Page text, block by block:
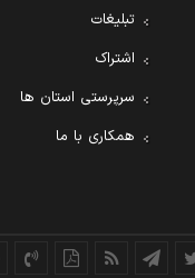
تبلیغات
اشتراک
سرپرستی استان ها
همکاری با ما